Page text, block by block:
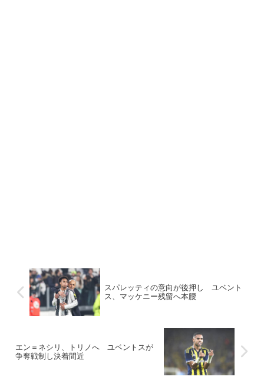
スパレッティの意向が後押し ユベント
ス、マッケニー残留へ本腰
エン＝ネシリ、トリノへ ユベントスが
争奪戦制し決着間近